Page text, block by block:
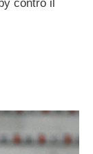
contro il